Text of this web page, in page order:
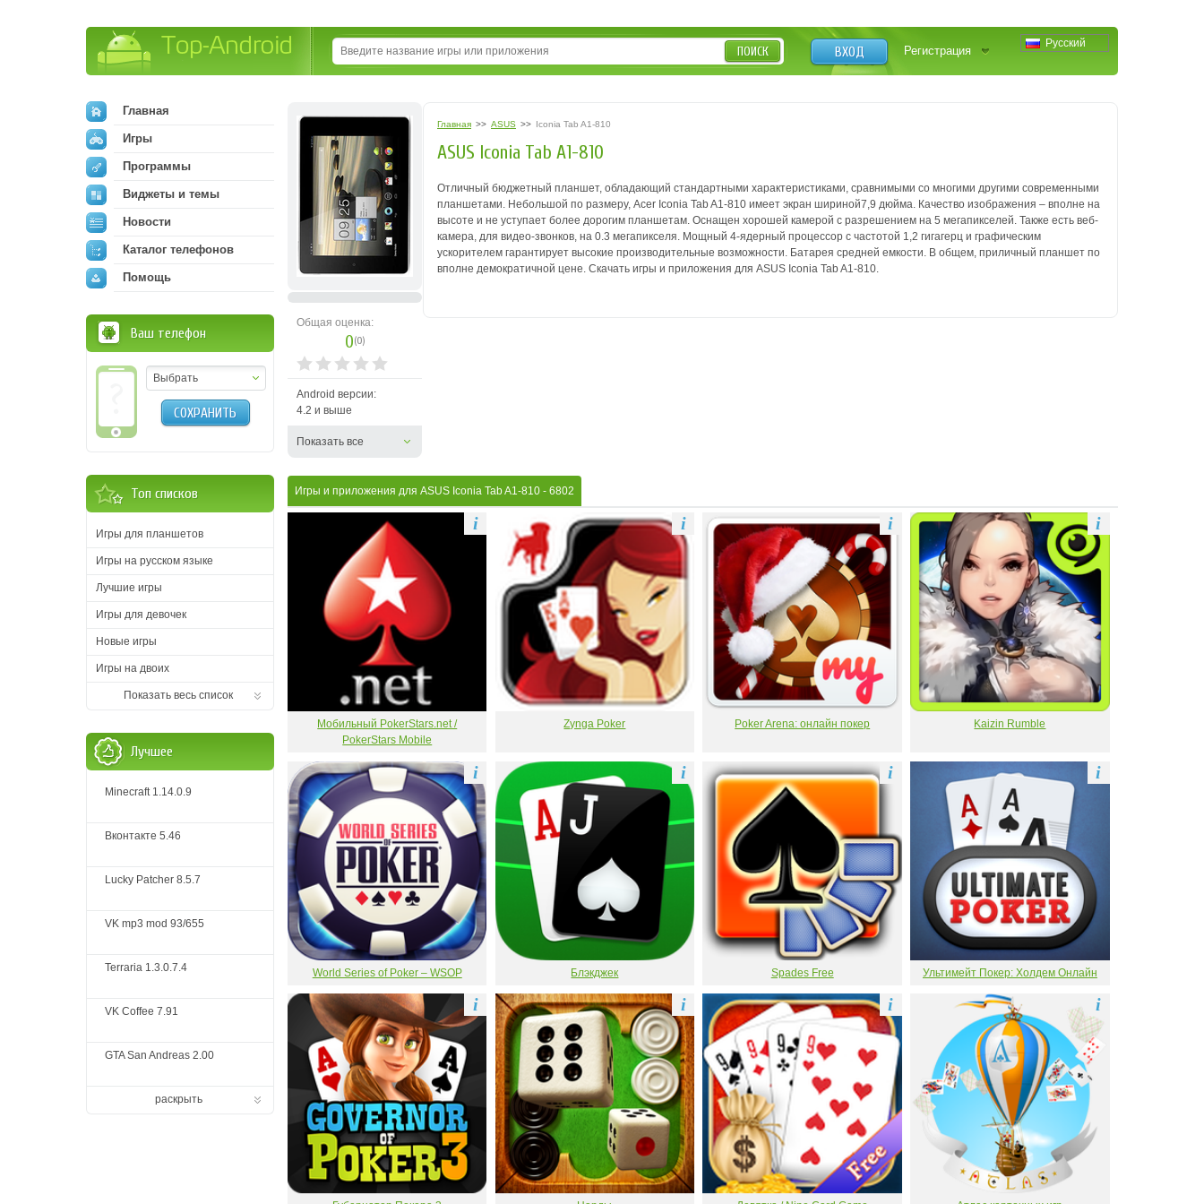
Русский
ВХОД Регистрация
ПОИСК
Общая оценка:
0(0)
Android версии:
4.2 и выше
Показать все
Главная >> ASUS >> Iconia Tab A1-810
ASUS Iconia Tab A1-810
Отличный бюджетный планшет, обладающий стандартными характеристиками, сравнимыми со многими другими современными
планшетами. Небольшой по размеру, Acer Iconia Tab A1-810 имеет экран шириной7,9 дюйма. Качество изображения – вполне на
высоте и не уступает более дорогим планшетам. Оснащен хорошей камерой с разрешением на 5 мегапикселей. Также есть веб-
камера, для видео-звонков, на 0.3 мегапикселя. Мощный 4-ядерный процессор с частотой 1,2 гигагерц и графическим
ускорителем гарантирует высокие производительные возможности. Батарея средней емкости. В общем, приличный планшет по
вполне демократичной цене. Скачать игры и приложения для ASUS Iconia Tab A1-810.
Игры и приложения для ASUS Iconia Tab A1-810 - 6802
Мобильный PokerStars.net /
PokerStars Mobile
i
Zynga Poker
i
Poker Arena: онлайн покер
i
Kaizin Rumble
i
World Series of Poker – WSOP
i
Блэкджек
i
Spades Free
i
Ультимейт Покер: Холдем Онлайн
i
i i i i
Главная
Игры
Программы
Виджеты и темы
Новости
Каталог телефонов
Помощь
Ваш телефон
Выбрать
СОХРАНИТЬ
Топ списков
Игры для планшетов
Игры на русском языке
Лучшие игры
Игры для девочек
Новые игры
Игры на двоих
Показать весь список
Лучшее
Minecraft 1.14.0.9
Вконтакте 5.46
Lucky Patcher 8.5.7
VK mp3 mod 93/655
Terraria 1.3.0.7.4
VK Coffee 7.91
GTA San Andreas 2.00
раскрыть